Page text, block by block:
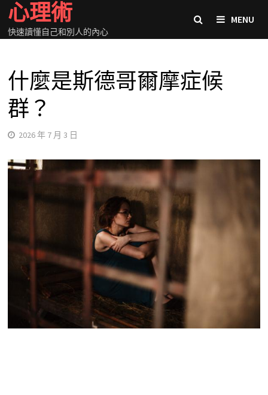
Skip
content
心理術
快速讀懂自己和別人的內心
MENU
什麼是斯德哥爾摩症候
群？
2026 年 7 月 3 日